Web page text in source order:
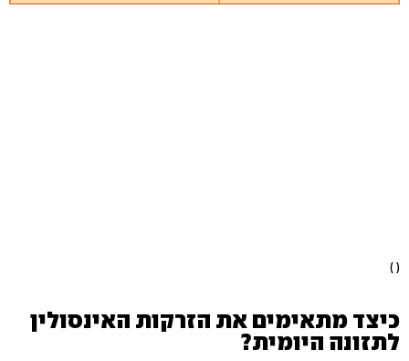
( )
כיצד מתאימים את הזרקות האינסולין
לתזונה היומית?